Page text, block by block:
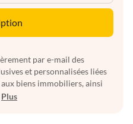
par e-mail des
et personnalisées liées
biens immobiliers, ainsi
Plus